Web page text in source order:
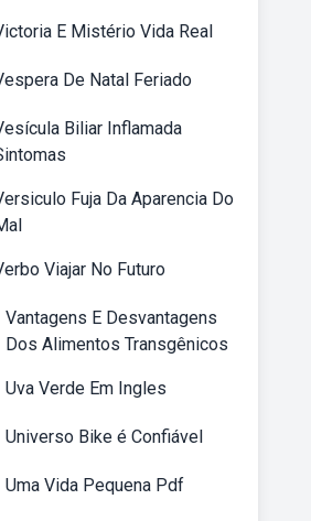
E Mistério Vida Real
De Natal Feriado
Biliar Inflamada
Fuja Da Aparencia Do
Viajar No Futuro
Vantagens E Desvantagens
Dos Alimentos Transgênicos
Uva Verde Em Ingles
Universo Bike é Confiável
Uma Vida Pequena Pdf